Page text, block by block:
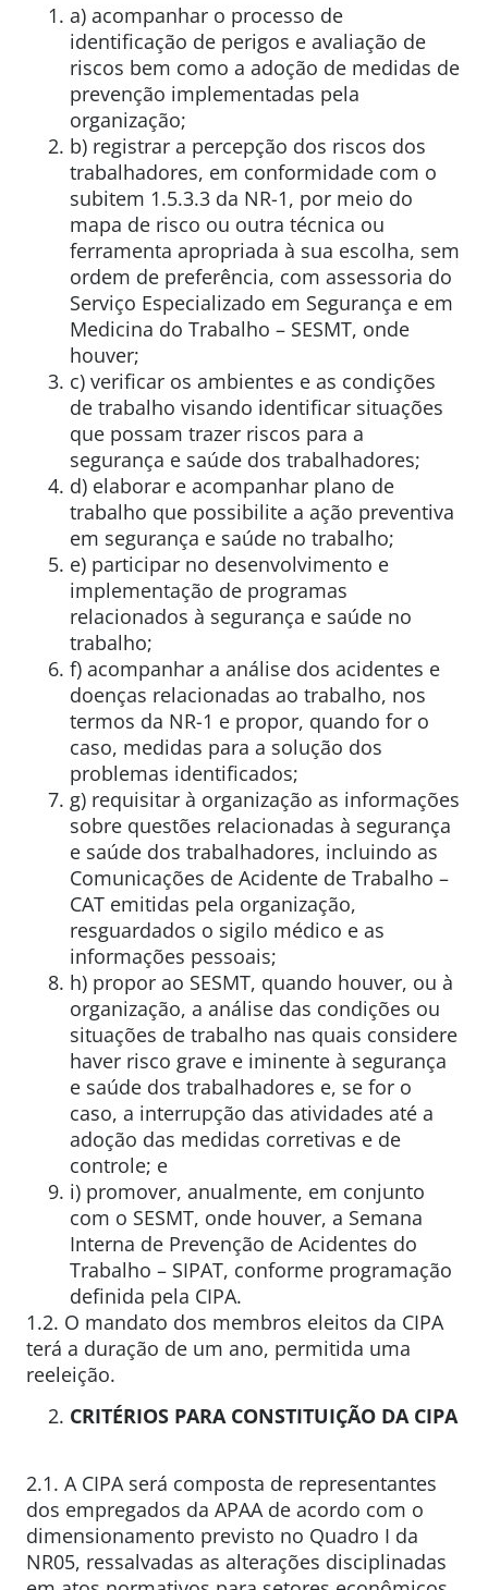
a) acompanhar o processo de
identificação de perigos e avaliação de
riscos bem como a adoção de medidas de
prevenção implementadas pela
organização;
b) registrar a percepção dos riscos dos
trabalhadores, em conformidade com o
subitem 1.5.3.3 da NR-1, por meio do
mapa de risco ou outra técnica ou
ferramenta apropriada à sua escolha, sem
ordem de preferência, com assessoria do
Serviço Especializado em Segurança e em
Medicina do Trabalho – SESMT, onde
houver;
c) verificar os ambientes e as condições
de trabalho visando identificar situações
que possam trazer riscos para a
segurança e saúde dos trabalhadores;
d) elaborar e acompanhar plano de
trabalho que possibilite a ação preventiva
em segurança e saúde no trabalho;
e) participar no desenvolvimento e
implementação de programas
relacionados à segurança e saúde no
trabalho;
f) acompanhar a análise dos acidentes e
doenças relacionadas ao trabalho, nos
termos da NR-1 e propor, quando for o
caso, medidas para a solução dos
problemas identificados;
g) requisitar à organização as informações
sobre questões relacionadas à segurança
e saúde dos trabalhadores, incluindo as
Comunicações de Acidente de Trabalho –
CAT emitidas pela organização,
resguardados o sigilo médico e as
informações pessoais;
h) propor ao SESMT, quando houver, ou à
organização, a análise das condições ou
situações de trabalho nas quais considere
haver risco grave e iminente à segurança
e saúde dos trabalhadores e, se for o
caso, a interrupção das atividades até a
adoção das medidas corretivas e de
controle; e
i) promover, anualmente, em conjunto
com o SESMT, onde houver, a Semana
Interna de Prevenção de Acidentes do
Trabalho – SIPAT, conforme programação
definida pela CIPA.
1.2. O mandato dos membros eleitos da CIPA
terá a duração de um ano, permitida uma
reeleição.
CRITÉRIOS PARA CONSTITUIÇÃO DA CIPA
2.1. A CIPA será composta de representantes
dos empregados da APAA de acordo com o
dimensionamento previsto no Quadro I da
NR05, ressalvadas as alterações disciplinadas